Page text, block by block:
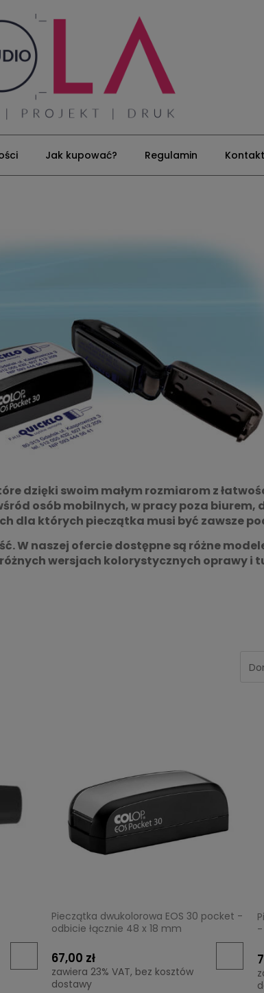
Jak kupować? Regulamin Kontakt
dzięki swoim małym rozmiarom z
osób mobilnych, w pracy poza
dla których pieczątka musi być zawsze
W naszej ofercie dostępne są różne
wersjach kolorystycznych oprawy i
Pieczątka dwukolorowa EOS 30 pocket -
odbicie łącznie 48 x 18 mm
67,00 zł
zawiera 23% VAT, bez kosztów
dostawy
-